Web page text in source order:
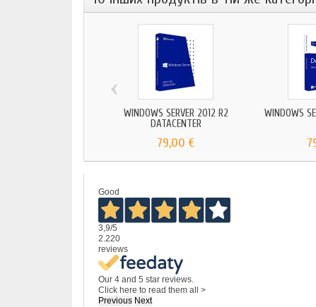
WINDOWS SERVER 2012 R2
DATACENTER
79,00 €
WINDOWS
‹
Good
3,9/5
2.220
reviews
Our 4 and 5 star reviews.
Click here to read them all >
Previous Next